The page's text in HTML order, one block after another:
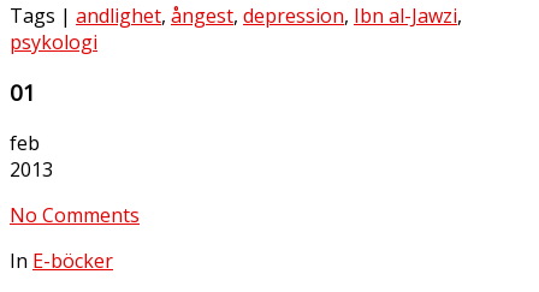
Tags | andlighet, ångest, depression, Ibn al-Jawzi,
psykologi
01
feb
2013
No Comments
In E-böcker